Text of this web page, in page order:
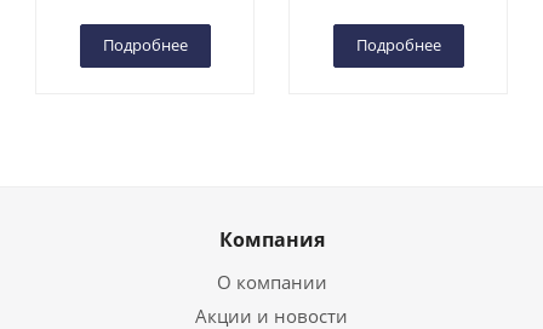
Подробнее Подробнее
Компания
О компании
Акции и новости